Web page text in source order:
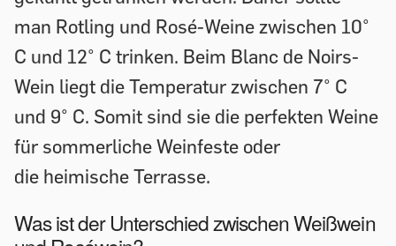
man Rotling und Rosé-Weine zwischen 10°
C und 12° C trinken. Beim Blanc de Noirs-
Wein liegt die Temperatur zwischen 7° C
und 9° C. Somit sind sie die perfekten Weine
für sommerliche Weinfeste oder
die heimische Terrasse.
Was ist der Unterschied zwischen Weißwein